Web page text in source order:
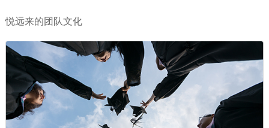
悦远来的团队文化